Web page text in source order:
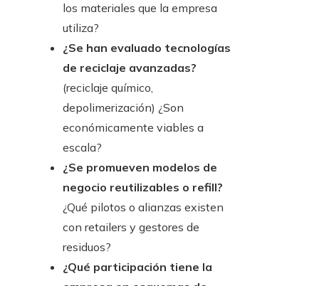
los materiales que la empresa
utiliza?
¿Se han evaluado tecnologías
de reciclaje avanzadas?
(reciclaje químico,
depolimerización) ¿Son
económicamente viables a
escala?
¿Se promueven modelos de
negocio reutilizables o refill?
¿Qué pilotos o alianzas existen
con retailers y gestores de
residuos?
¿Qué participación tiene la